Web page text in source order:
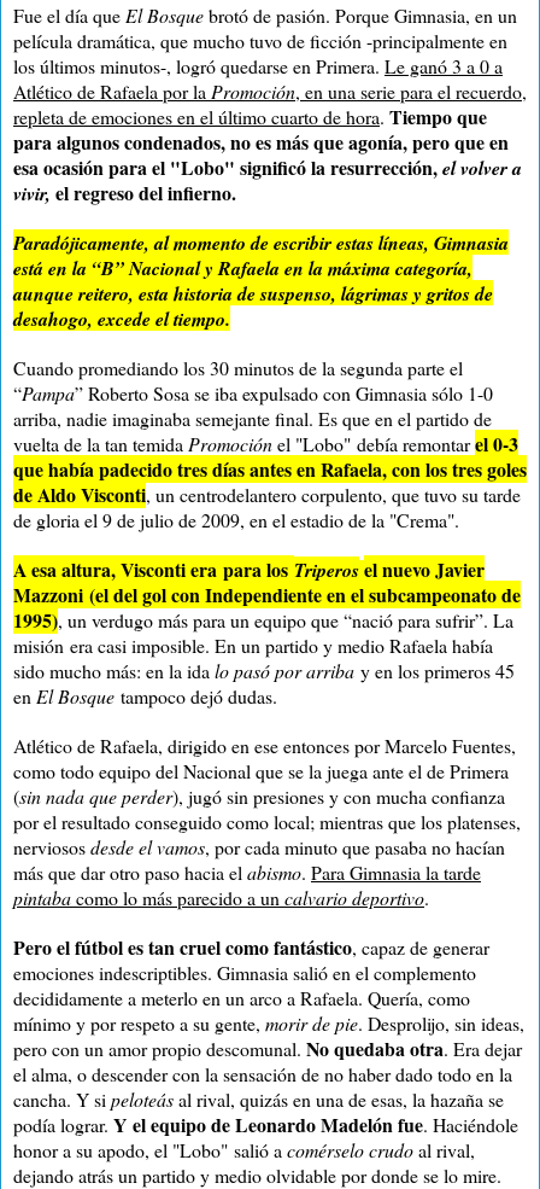
Fue el día que ElBosquebrotó de pasión. Porque Gimnasia, en un
película dramática, que mucho tuvo de ficción -principalmente en
los últimos minutos-, logró quedarse en Primera. Le ganó 3 a 0 a
Atlético de Rafaela por la Promoción, en una serie para el recuerdo,
repleta de emociones en el último cuarto de hora. Tiempo que
para algunos condenados, no es más que agonía, pero que en
esa ocasión para el "Lobo" significó la resurrección,el volver a
vivir, el regreso del infierno.
Paradójicamente, al momento de escribir estas líneas, Gimnasia
está en la “B” Nacional y Rafaela en la máxima categoría,
aunque reitero, esta historia de suspenso, lágrimas y gritos de
desahogo, excede el tiempo.
Cuando promediando los 30 minutos de la segunda parte el
“Pampa” Roberto Sosa se iba expulsado con Gimnasia sólo 1-0
arriba, nadie imaginaba semejante final. Es que en el partido de
vuelta de la tan temida Promociónel "Lobo" debía remontarel 0-3
que había padecido tres días antes en Rafaela, con los tres goles
de Aldo Visconti, un centrodelantero corpulento, que tuvo su tarde
de gloria el 9 de julio de 2009, en el estadio de la "Crema".
A esa altura, Visconti era para los Triperosel nuevo Javier
Mazzoni (el del gol con Independiente en el subcampeonato de
1995), un verdugo más para un equipo que “nació para sufrir”. La
misión era casi imposible. En un partido y medio Rafaela había
sido mucho más: en la ida lo pasó por arriba y en los primeros 45
en ElBosque tampoco dejó dudas.
Atlético de Rafaela, dirigido en ese entonces por Marcelo Fuentes,
como todo equipo del Nacional que se la juega ante el de Primera
(sin nada que perder), jugó sin presiones y con mucha confianza
por el resultado conseguido como local; mientras que los platenses,
nerviososdesde el vamos, por cada minuto que pasaba no hacían
más que dar otro paso hacia el abismo. Para Gimnasia la tarde
pintabacomo lo más parecido a un calvario deportivo.
Pero el fútbol es tan cruel como fantástico, capaz de generar
emociones indescriptibles. Gimnasia salió en el complemento
decididamente a meterlo en un arco a Rafaela. Quería, como
mínimo y por respeto a su gente, morir de pie. Desprolijo, sin ideas,
pero con un amor propio descomunal. No quedaba otra. Era dejar
el alma, o descender con la sensación de no haber dado todo en la
cancha. Y si peloteásal rival, quizás en una de esas, la hazaña se
podía lograr. Y el equipo de Leonardo Madelón fue. Haciéndole
honor a su apodo, el "Lobo" salió a comérselo crudoal rival,
dejando atrás un partido y medio olvidable por donde se lo mire.